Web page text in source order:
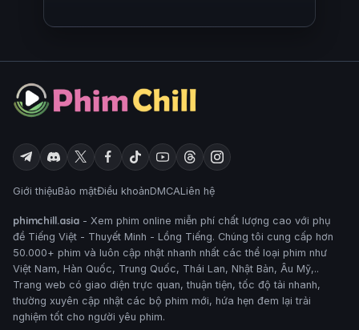
Giới thiệuBảo mậtĐiều khoảnDMCALiên hệ
phimchill.asia - Xem phim online miễn phí chất lượng cao với phụ
đề Tiếng Việt - Thuyết Minh - Lồng Tiếng. Chúng tôi cung cấp hơn
50.000+ phim và luôn cập nhật nhanh nhất các thể loại phim như
Việt Nam, Hàn Quốc, Trung Quốc, Thái Lan, Nhật Bản, Âu Mỹ,..
Trang web có giao diện trực quan, thuận tiện, tốc độ tải nhanh,
thường xuyên cập nhật các bộ phim mới, hứa hẹn đem lại trải
nghiệm tốt cho người yêu phim.